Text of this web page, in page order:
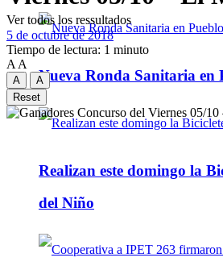
Nueva Ronda Sanitaria en
Realizan este domingo la
del Niño
Ver todos los ressultados
5 de octubre de 2018
Tiempo de lectura: 1 minuto
A A
A
A
Reset